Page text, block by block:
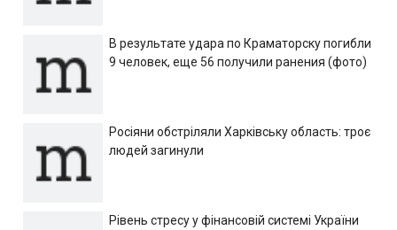
В результате удара по Краматорску погибли
9 человек, еще 56 получили ранения (фото)
Росіяни обстріляли Харківську область: троє
людей загинули
Рівень стресу у фінансовій системі України